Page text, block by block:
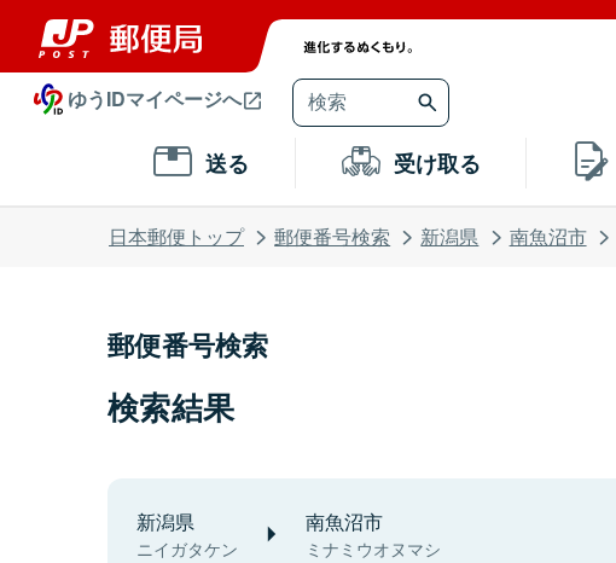
ゆうIDマイページへ
送る 受け取る
日本郵便トップ 郵便番号検索 新潟県 南魚沼市
郵便番号検索
検索結果
新潟県
ニイガタケン
南魚沼市
ミナミウオヌマシ